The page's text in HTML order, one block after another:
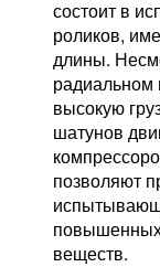
состоит в
роликов,
длины.
высокую
шатунов
позволяют
повышенных
веществ.